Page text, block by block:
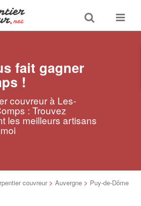
Toggle
search
Toggle
fait gagner
!
couvreur à Les-
: Trouvez
les meilleurs artisans
couvreur > Auvergne > Puy-de-Dôme